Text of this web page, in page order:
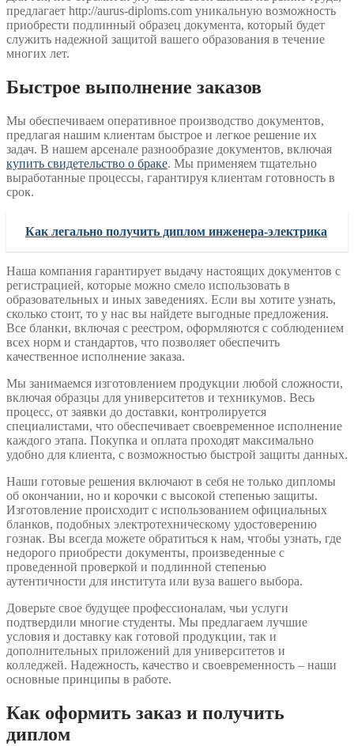
предлагает http://aurus-diploms.com уникальную возможность
приобрести подлинный образец документа, который будет
служить надежной защитой вашего образования в течение
многих лет.
Быстрое выполнение заказов
Мы обеспечиваем оперативное производство документов,
предлагая нашим клиентам быстрое и легкое решение их
задач. В нашем арсенале разнообразие документов, включая
купить свидетельство о браке. Мы применяем тщательно
выработанные процессы, гарантируя клиентам готовность в
срок.
Как легально получить диплом инженера-электрика
Наша компания гарантирует выдачу настоящих документов с
регистрацией, которые можно смело использовать в
образовательных и иных заведениях. Если вы хотите узнать,
сколько стоит, то у нас вы найдете выгодные предложения.
Все бланки, включая с реестром, оформляются с соблюдением
всех норм и стандартов, что позволяет обеспечить
качественное исполнение заказа.
Мы занимаемся изготовлением продукции любой сложности,
включая образцы для университетов и техникумов. Весь
процесс, от заявки до доставки, контролируется
специалистами, что обеспечивает своевременное исполнение
каждого этапа. Покупка и оплата проходят максимально
удобно для клиента, с возможностью быстрой защиты данных.
Наши готовые решения включают в себя не только дипломы
об окончании, но и корочки с высокой степенью защиты.
Изготовление происходит с использованием официальных
бланков, подобных электротехническому удостоверению
гознак. Вы всегда можете обратиться к нам, чтобы узнать, где
недорого приобрести документы, произведенные с
проведенной проверкой и подлинной степенью
аутентичности для института или вуза вашего выбора.
Доверьте свое будущее профессионалам, чьи услуги
подтвердили многие студенты. Мы предлагаем лучшие
условия и доставку как готовой продукции, так и
дополнительных приложений для университетов и
колледжей. Надежность, качество и своевременность – наши
основные принципы в работе.
Как оформить заказ и получить
диплом